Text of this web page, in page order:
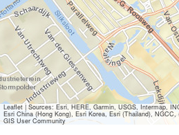
Leaflet | Sources: Esri, HERE, Garmin, USGS, Intermap,
Esri China (Hong Kong), Esri Korea, Esri (Thailand),
GIS User Community